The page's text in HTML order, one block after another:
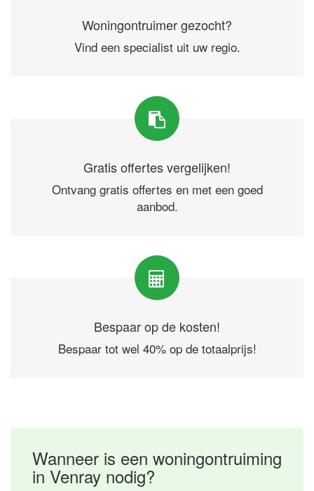
Woningontruimer gezocht?
Vind een specialist uit uw regio.
Gratis offertes vergelijken!
Ontvang gratis offertes en met een goed
aanbod.
Bespaar op de kosten!
Bespaar tot wel 40% op de totaalprijs!
Wanneer is een woningontruiming
in Venray nodig?